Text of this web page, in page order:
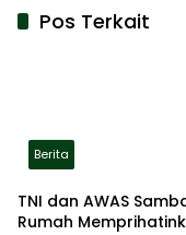
Pos Terkait
Berita
TNI dan AWAS
Rumah